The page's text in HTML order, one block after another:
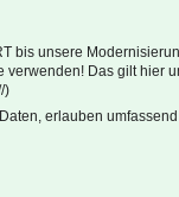
bis unsere
Das gilt hier
)
erlauben